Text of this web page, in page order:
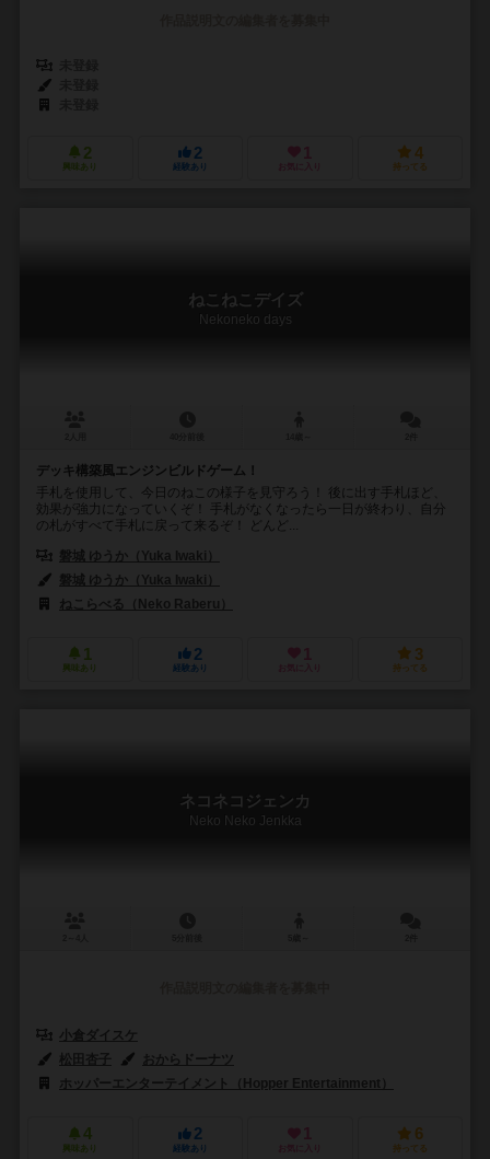
2
興味あり
2
経験あり
1
お気に入り
4
持ってる
ねこねこデイズ
Nekoneko days
デッキ構築風エンジンビルドゲーム！
手札を使用して、今日のねこの様子を見守ろう！ 後に出す手札ほど、
効果が強力になっていくぞ！ 手札がなくなったら一日が終わり、自分
の札がすべて手札に戻って来るぞ！ どんど...
磐城 ゆうか（Yuka Iwaki）
磐城 ゆうか（Yuka Iwaki）
ねこらべる（Neko Raberu）
1
興味あり
2
経験あり
1
お気に入り
3
持ってる
ネコネコジェンカ
Neko Neko Jenkka
小倉ダイスケ
松田杏子
おからドーナツ
ホッパーエンターテイメント（Hopper Entertainment）
4
興味あり
2
経験あり
1
お気に入り
6
持ってる